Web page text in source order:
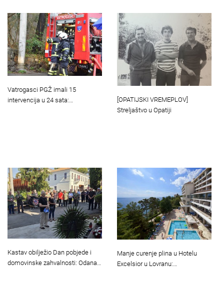
Vatrogasci PGŽ imali 15
intervencija u 24 sata:…
[OPATIJSKI VREMEPLOV]
Streljaštvo u Opatiji
Kastav obilježio Dan pobjede i
domovinske zahvalnosti: Odana…
Manje curenje plina u Hotelu
Excelsior u Lovranu:…